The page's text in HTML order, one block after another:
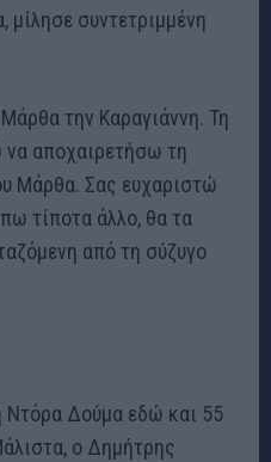
μίλησε συντετριμμένη
την Καραγιάννη. Τη
αποχαιρετήσω τη
Μάρθα. Σας ευχαριστώ
τίποτα άλλο, θα τα
από τη σύζυγο
Ντόρα Δούμα εδώ και 55
ο Δημήτρης